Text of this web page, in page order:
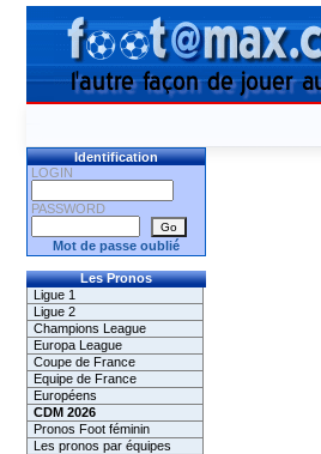
Identification
LOGIN
PASSWORD
Mot de passe oublié
Les Pronos
Ligue 1
Ligue 2
Champions League
Europa League
Coupe de France
Equipe de France
Européens
CDM 2026
Pronos Foot féminin
Les pronos par équipes